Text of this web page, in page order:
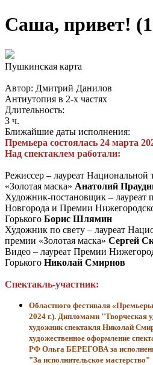
Саша, привет!
Пушкинская карта
Автор: Дмитрий Данилов
Антиутопия в 2-х частях
Длительность:
3 ч.
Ближайшие даты исполнения:
Премьера состоялась 24 марта
Над спектаклем работали:
Режиссер – лауреат Национальной
«Золотая маска» Анатолий
Художник-постановщик – лауреат
Новгорода и Премии
Горького Борис Шлямин
Художник по свету – лауреат
премии «Золотая маска» Сергей
Видео – лауреат Премии
Горького Николай Смирнов
Спектакль-участник:
Областного фестиваля
2024 г.). Дипломами "Творческая
художник спектакля Николай
художественное оформление
РФ Ольга БЕРЕГОВА за
"За исполнительское мастерство"